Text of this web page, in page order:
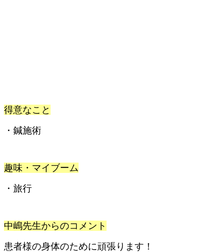
得意なこと
・鍼施術
趣味・マイブーム
・旅行
中嶋先生からのコメント
患者様の身体のために頑張ります！